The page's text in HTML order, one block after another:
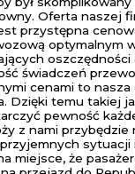
Oferta naszej
przystępna
optymalnym
oszczędności
świadczeń
cenami to nasza
Dzięki temu takiej
pewność
z nami przybędzie
sytuacji
miejsce, że